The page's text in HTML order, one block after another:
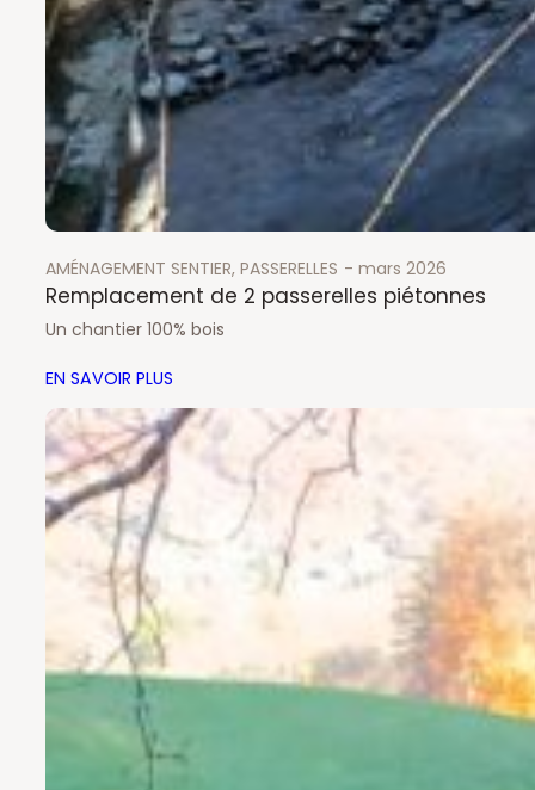
AMÉNAGEMENT SENTIER, PASSERELLES mars 2026
Remplacement de 2 passerelles piétonnes
Un chantier 100% bois
EN SAVOIR PLUS